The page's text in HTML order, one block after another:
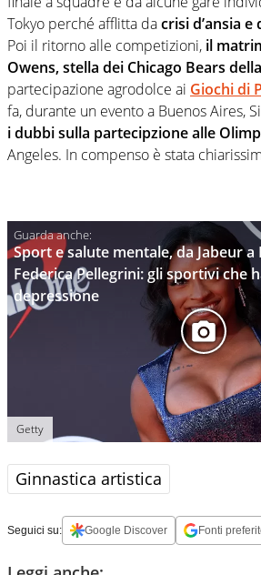
Tokyo perché afflitta dacrisi d’ansia
Poi il ritorno alle competizioni, il
Owens, stella dei Chicago Bears
partecipazione agrodolce ai Giochi di
fa, durante un evento a Buenos Aires,
i dubbi sulla partecipzione alle
Angeles. In compenso è stata
Sport e salute mentale, da Jabeur
Federica Pellegrini: gli sportivi che
depressione
Getty
Ginnastica artistica
Seguici su: Google Discover Fonti